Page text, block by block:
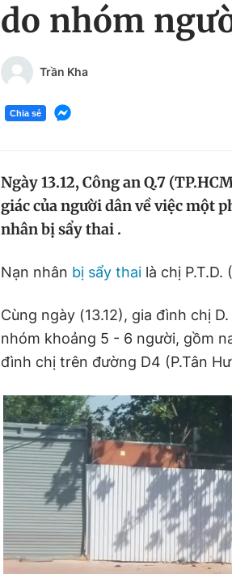
do nhóm
Trần Kha
Chia sẻ
Ngày 13.12, Công an Q.7
giác của người dân về việc một
nhân bị sẩy thai .
Nạn nhân bị sẩy thai là chị
Cùng ngày (13.12), gia đình chị
nhóm khoảng 5 - 6 người, gồm
đình chị trên đường D4 (P.Tân